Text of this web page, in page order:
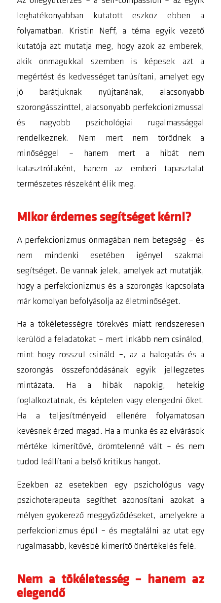
leghatékonyabban kutatott eszköz ebben a
folyamatban. Kristin Neff, a téma egyik vezető
kutatója azt mutatja meg, hogy azok az emberek,
akik önmagukkal szemben is képesek azt a
megértést és kedvességet tanúsítani, amelyet egy
jó barátjuknak nyújtanának, alacsonyabb
szorongásszinttel, alacsonyabb perfekcionizmussal
és nagyobb pszichológiai rugalmassággal
rendelkeznek. Nem mert nem törődnek a
minőséggel – hanem mert a hibát nem
katasztrófaként, hanem az emberi tapasztalat
természetes részeként élik meg.
Mikor érdemes segítséget kérni?
A perfekcionizmus önmagában nem betegség – és
nem mindenki esetében igényel szakmai
segítséget. De vannak jelek, amelyek azt mutatják,
hogy a perfekcionizmus és a szorongás kapcsolata
már komolyan befolyásolja az életminőséget.
Ha a tökéletességre törekvés miatt rendszeresen
kerülöd a feladatokat – mert inkább nem csinálod,
mint hogy rosszul csináld –, az a halogatás és a
szorongás összefonódásának egyik jellegzetes
mintázata. Ha a hibák napokig, hetekig
foglalkoztatnak, és képtelen vagy elengedni őket.
Ha a teljesítményeid ellenére folyamatosan
kevésnek érzed magad. Ha a munka és az elvárások
mértéke kimerítővé, örömtelenné vált – és nem
tudod leállítani a belső kritikus hangot.
Ezekben az esetekben egy pszichológus vagy
pszichoterapeuta segíthet azonosítani azokat a
mélyen gyökerező meggyőződéseket, amelyekre a
perfekcionizmus épül – és megtalálni az utat egy
rugalmasabb, kevésbé kimerítő önértékelés felé.
Nem a tökéletesség – hanem az
elegendő